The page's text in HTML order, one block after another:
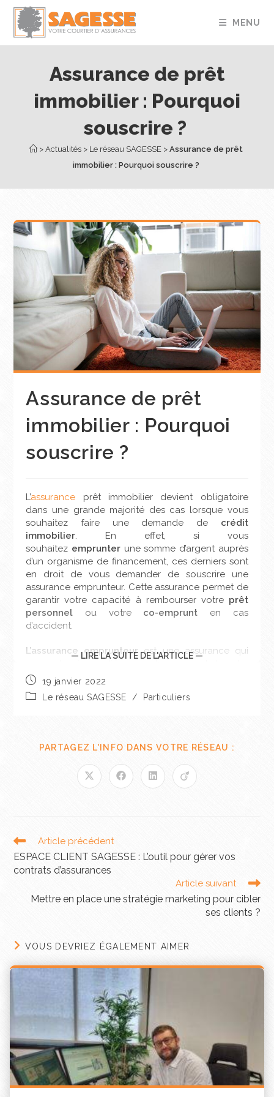
MENU
Assurance de prêt
immobilier : Pourquoi
souscrire ? ​
> Actualités > Le réseau SAGESSE > Assurance de prêt
immobilier : Pourquoi souscrire ? ​
Assurance de prêt
immobilier : Pourquoi
souscrire ? ​
L’assurance prêt immobilier devient obligatoire
dans une grande majorité des cas lorsque vous
souhaitez faire une demande de crédit
immobilier. En effet, si vous
souhaitez emprunter une somme d’argent auprès
d’un organisme de financement, ces derniers sont
en droit de vous demander de souscrire une
assurance emprunteur. Cette assurance permet de
garantir votre capacité à rembourser votre prêt
personnel ou votre co-emprunt en cas
d’accident.
L’assurance emprunteurest une assurance qui
emprunt. En cas d’
dans le cas où vous perdez votre emploi, cette
perte d’emploi impacterait votre capacité
plus de difficulté à payer votre crédit. C’est à ce
moment que l’assurance emprunteur entre en jeu.
Elle va apporter un soutien financier à l’
payant une partie ou la totalité des mensualités sur
une période. L’assurance emprunteur va
Couvrir les risques liés à
votre crédit immobilier​
L’assurance de prêt, également appelée
« assurance emprunteur » consiste à couvrir les
risques liés à votre crédit immobilier
(perte
d’emploi, incapacité temporaire de travail, décès…)
— LIRE LA SUITE DE L'ARTICLE —
19 janvier 2022
Le réseau SAGESSE
/ Particuliers
PARTAGEZ L'INFO DANS VOTRE RÉSEAU :
Article précédent
ESPACE CLIENT SAGESSE : L’outil pour gérer vos
contrats d’assurances
Article suivant
Mettre en place une stratégie marketing pour cibler
ses clients ?
VOUS DEVRIEZ ÉGALEMENT AIMER